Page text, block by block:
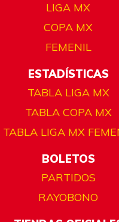
LIGA MX
COPA MX
FEMENIL
ESTADÍSTICAS
TABLA LIGA MX
TABLA COPA MX
TABLA LIGA MX
BOLETOS
PARTIDOS
RAYOBONO